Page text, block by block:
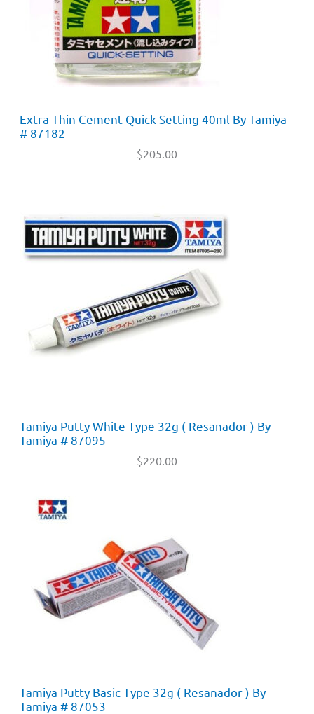
Extra Thin Cement Quick Setting 40ml By Tamiya
# 87182
$205.00
Tamiya Putty White Type 32g ( Resanador ) By
Tamiya # 87095
$220.00
Tamiya Putty Basic Type 32g ( Resanador ) By
Tamiya # 87053